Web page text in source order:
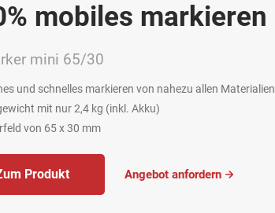
mobiles markieren
mini 65/30
und schnelles markieren von nahezu allen Materialien
mit nur 2,4 kg (inkl. Akku)
von 65 x 30 mm
Produkt Angebot anfordern